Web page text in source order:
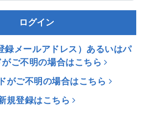
ログイン
録メールアドレス）あるいはパ
がご不明の場合はこちら
がご不明の場合はこちら
規登録はこちら